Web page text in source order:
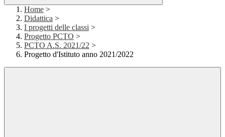
Home >
Didattica >
I progetti delle classi >
Progetto PCTO >
PCTO A.S. 2021/22 >
Progetto d'Istituto anno 2021/2022